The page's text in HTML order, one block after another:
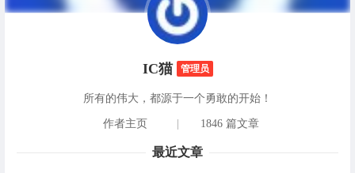
IC猫 管理员
所有的伟大，都源于一个勇敢的开始！
作者主页 1846 篇文章
最近文章